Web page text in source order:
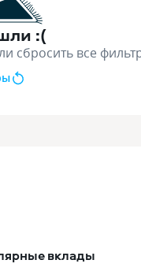
:(
сбросить все
вклады